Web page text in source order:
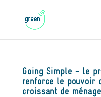
Going Simple – le
renforce le pouvoir
croissant de